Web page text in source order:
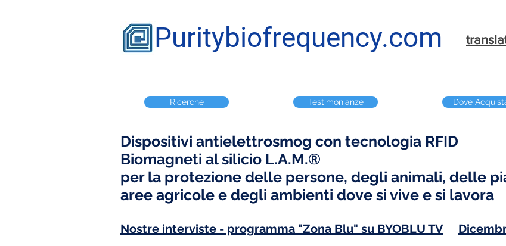
Puritybiofrequency.com
Ricerche Testimonianze Dove
Dispositivi antielettrosmog con tecnologia RFID
Biomagneti al silicio L.A.M.®
per la protezione delle persone, degli animali, delle
aree agricole e degli ambienti dove si vive e si lavora
Nostre interviste - programma "Zona Blu" su BYOBLU TV